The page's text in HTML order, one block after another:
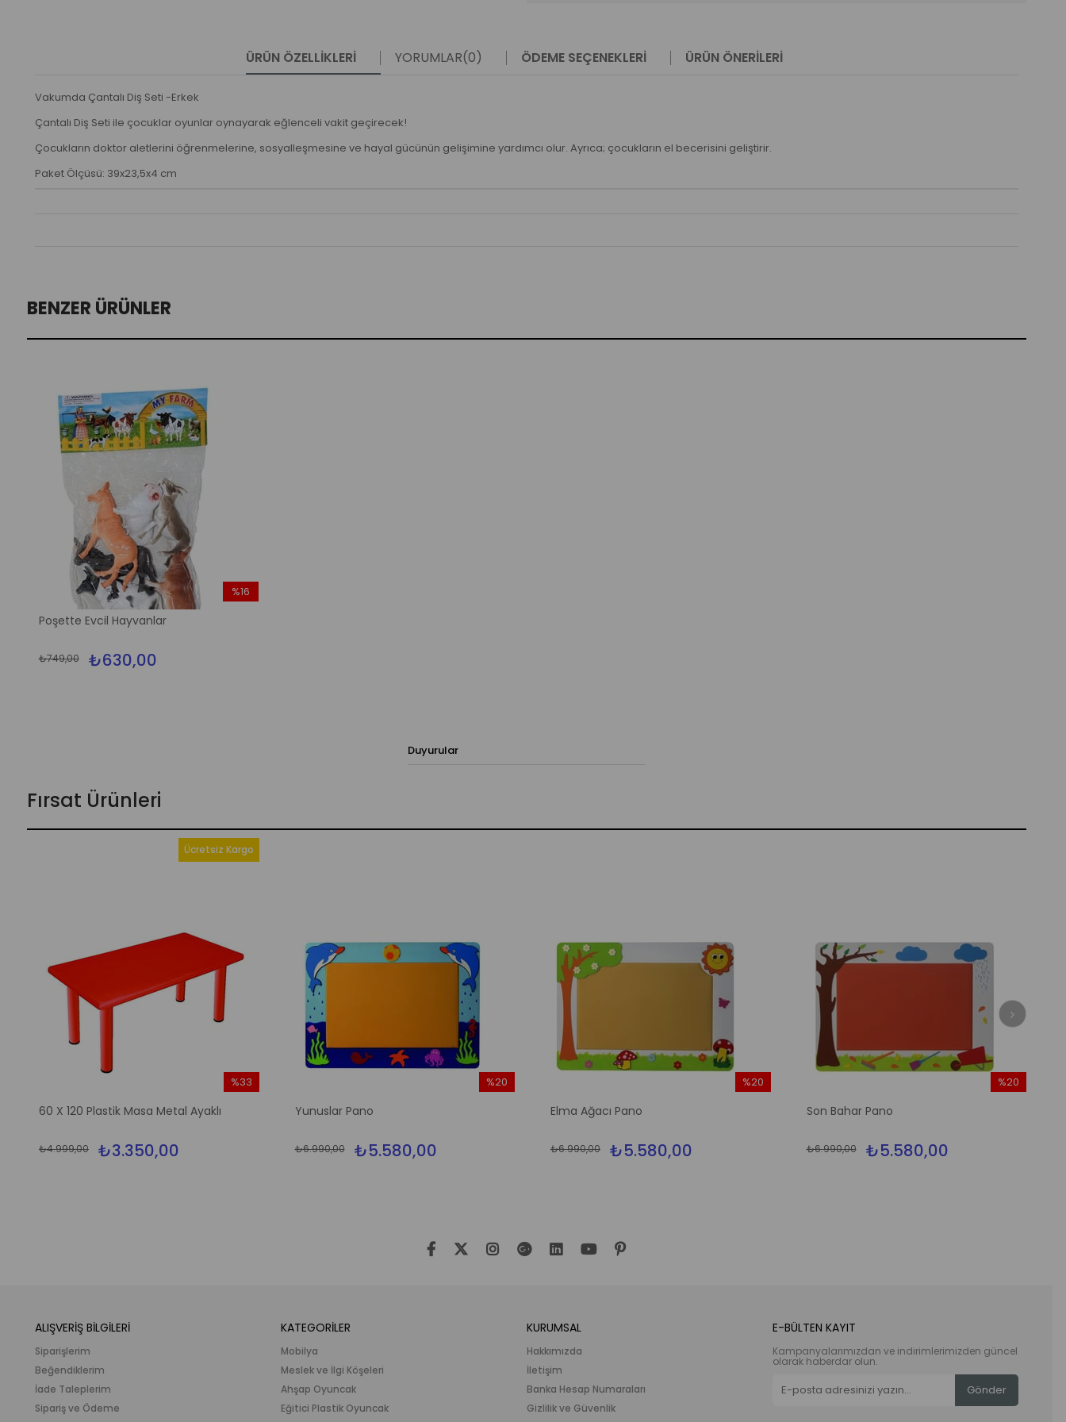
ÜRÜN ÖZELLIKLERI YORUMLAR(0) ÖDEME SEÇENEKLERI ÜRÜN ÖNERILERI
Vakumda Çantalı Diş Seti -Erkek
Çantalı Diş Seti ile çocuklar oyunlar oynayarak eğlenceli vakit geçirecek!
Çocukların doktor aletlerini öğrenmelerine, sosyalleşmesine ve hayal gücünün gelişimine yardımcı olur. Ayrıca; çocukların el becerisini geliştirir.
Paket Ölçüsü: 39x23,5x4 cm
BENZER ÜRÜNLER
Poşette Evcil Hayvanlar
₺630,00
₺749,00
%16
Duyurular
Fırsat Ürünleri
60 X 120 Plastik Masa Metal Ayaklı
₺3.350,00
₺4.999,00
%33
Ücretsiz Kargo
Yunuslar Pano
₺5.580,00
₺6.990,00
%20
Elma Ağacı Pano
₺5.580,00
₺6.990,00
%20
Son Bahar Pano
₺5.580,00
₺6.990,00
%20
ALIŞVERİŞ BİLGİLERİ
Siparişlerim
Beğendiklerim
İade Taleplerim
Sipariş ve Ödeme
KATEGORİLER
Mobilya
Meslek ve İlgi Köşeleri
Ahşap Oyuncak
Eğitici Plastik Oyuncak
KURUMSAL
Hakkımızda
İletişim
Banka Hesap Numaraları
Gizlilik ve Güvenlik
E-BÜLTEN KAYIT
Kampanyalarımızdan ve indirimlerimizden güncel
olarak haberdar olun.
Gönder